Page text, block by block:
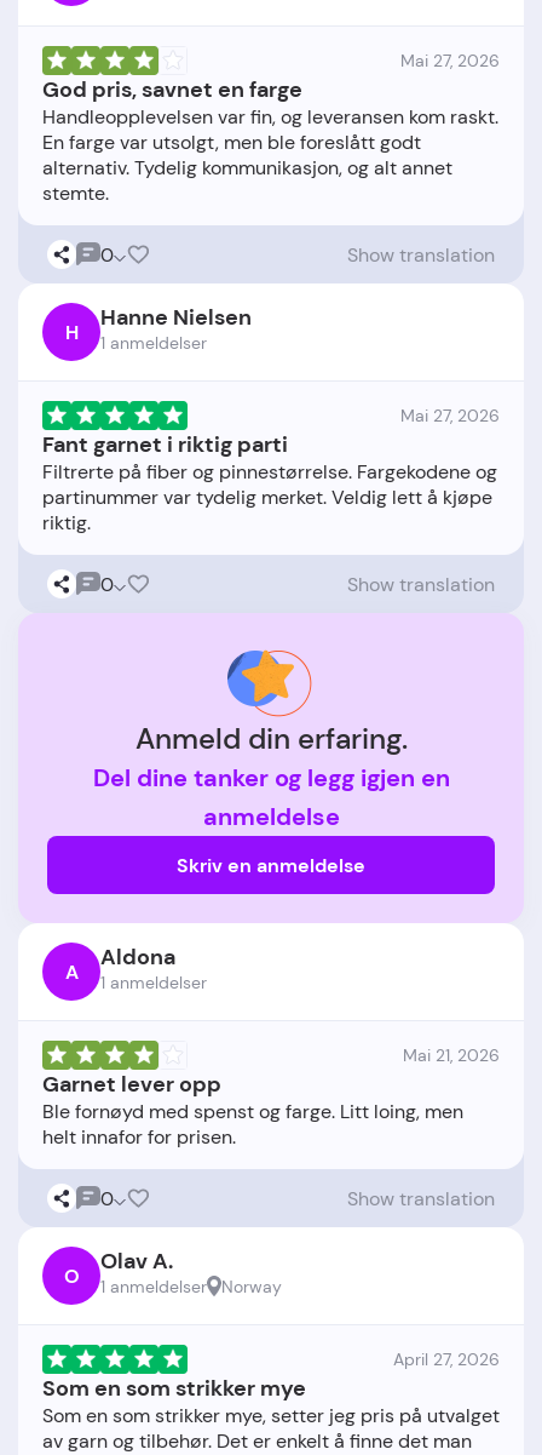
Mai 27, 2026
God pris, savnet en farge
Handleopplevelsen var fin, og leveransen kom raskt.
En farge var utsolgt, men ble foreslått godt
alternativ. Tydelig kommunikasjon, og alt annet
0 Show translation
H Hanne Nielsen
1 anmeldelser
Mai 27, 2026
Fant garnet i riktig parti
Filtrerte på fiber og pinnestørrelse. Fargekodene og
partinummer var tydelig merket. Veldig lett å kjøpe
0 Show translation
Anmeld din erfaring.
Del dine tanker og legg igjen en
anmeldelse
Skriv en anmeldelse
A Aldona
1 anmeldelser
Mai 21, 2026
Garnet lever opp
Ble fornøyd med spenst og farge. Litt loing, men
0 Show translation
O Olav A.
1 anmeldelser Norway
April 27, 2026
Som en som strikker mye
Som en som strikker mye, setter jeg pris på utvalget
av garn og tilbehør. Det er enkelt å finne det man